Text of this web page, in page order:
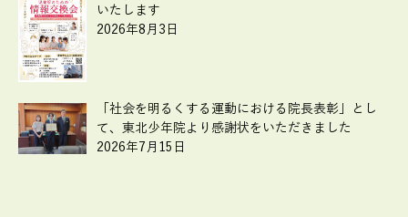
いたします
2026年8月3日
「社会を明るくする運動における院長表彰」とし
て、東北少年院より感謝状をいただきました
2026年7月15日